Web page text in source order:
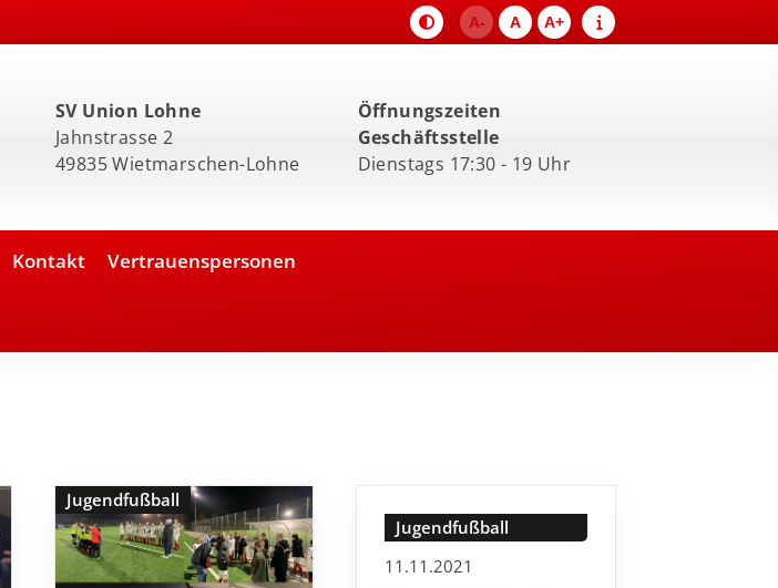
A- A A+
SV Union Lohne
Jahnstrasse 2
49835 Wietmarschen-Lohne
Öffnungszeiten
Geschäftsstelle
Dienstags 17:30 - 19 Uhr
Kontakt Vertrauenspersonen
Jugendfußball
Jugendfußball
11.11.2021